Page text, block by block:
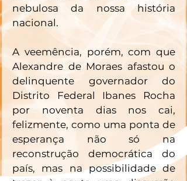
nebulosa da nossa história
nacional.
A veemência, porém, com que
Alexandre de Moraes afastou o
delinquente governador do
Distrito Federal Ibanes Rocha
por noventa dias nos cai,
felizmente, como uma ponta de
esperança não só na
reconstrução democrática do
país, mas na possibilidade de